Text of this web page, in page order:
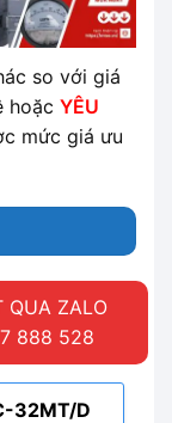
so với giá
hoặc YÊU
mức giá ưu
QUA ZALO
888 528
32MT/D